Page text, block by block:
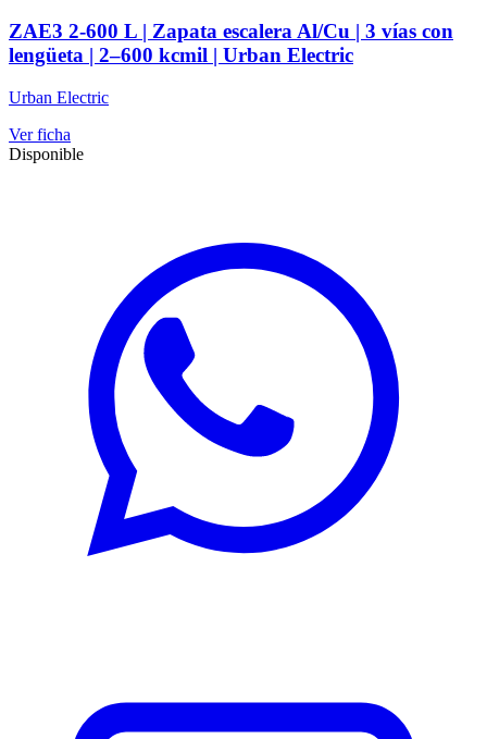
ZAE3 2-600 L | Zapata escalera Al/Cu | 3 vías con
lengüeta | 2–600 kcmil | Urban Electric
Urban Electric
Ver ficha
Disponible